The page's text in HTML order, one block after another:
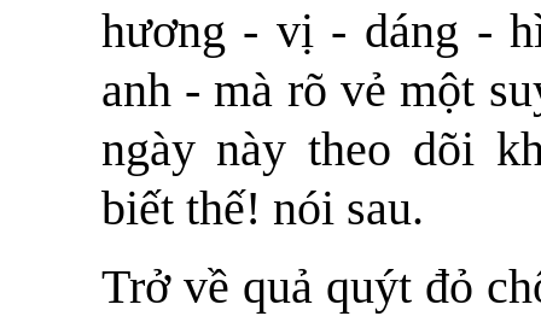
hương - vị - dáng -
anh - mà rõ vẻ một
ngày này theo dõi
biết thế! nói sau.
Trở về quả quýt đỏ